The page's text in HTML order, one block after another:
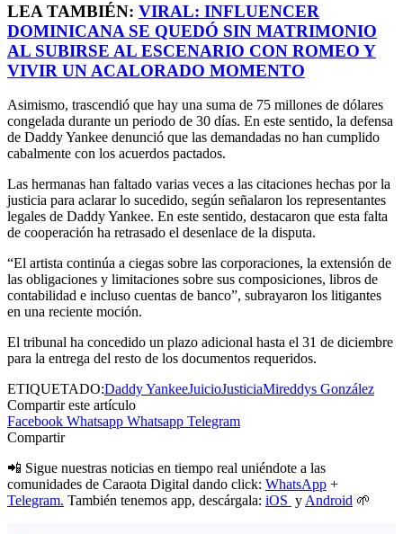
LEA TAMBIÉN: VIRAL: INFLUENCER
DOMINICANA SE QUEDÓ SIN MATRIMONIO
AL SUBIRSE AL ESCENARIO CON ROMEO Y
VIVIR UN ACALORADO MOMENTO
Asimismo, trascendió que hay una suma de 75 millones de dólares
congelada durante un periodo de 30 días. En este sentido, la defensa
de Daddy Yankee denunció que las demandadas no han cumplido
cabalmente con los acuerdos pactados.
Las hermanas han faltado varias veces a las citaciones hechas por la
justicia para aclarar lo sucedido, según señalaron los representantes
legales de Daddy Yankee. En este sentido, destacaron que esta falta
de cooperación ha retrasado el desenlace de la disputa.
“El artista continúa a ciegas sobre las corporaciones, la extensión de
las obligaciones y limitaciones sobre sus composiciones, libros de
contabilidad e incluso cuentas de banco”, subrayaron los litigantes
en una reciente moción.
El tribunal ha concedido un plazo adicional hasta el 31 de diciembre
para la entrega del resto de los documentos requeridos.
ETIQUETADO:Daddy YankeeJuicioJusticiaMireddys González
Compartir este artículo
Facebook Whatsapp Whatsapp Telegram
Compartir
📲 Sigue nuestras noticias en tiempo real uniéndote a las
comunidades de Caraota Digital dando click: WhatsApp +
Telegram. También tenemos app, descárgala: iOS y Android 🌱